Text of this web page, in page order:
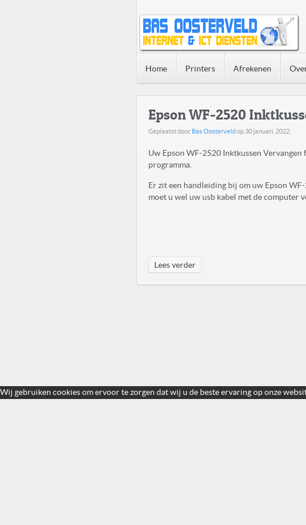
Home Printers Afrekenen
Epson WF-2520
Geplaatst door Bas Oosterveldop 30 januari, 2022
Uw Epson WF-2520 Inktkussen
programma.
Er zit een handleiding bij om uw Epson
moet u wel uw usb kabel met de
Lees verder
Wij gebruiken cookies om ervoor te zorgen dat wij u de beste ervaring op onze